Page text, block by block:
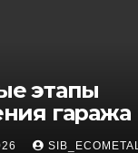
этапы
гаража
SIB_ECOMETAL